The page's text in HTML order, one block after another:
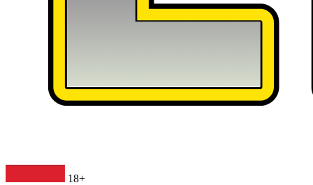
18+